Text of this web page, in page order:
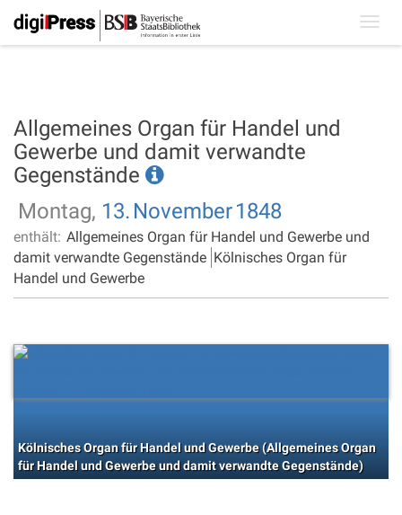
Allgemeines Organ für Handel und
Gewerbe und damit verwandte
Gegenstände
Montag, 13. November1848
enthält: Allgemeines Organ für Handel und Gewerbe und
damit verwandte Gegenstände Kölnisches Organ für
Handel und Gewerbe
Kölnisches Organ für Handel und Gewerbe (Allgemeines Organ
für Handel und Gewerbe und damit verwandte Gegenstände)